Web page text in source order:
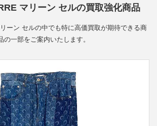
マリーン セルの買取強化商品
ーン セルの中でも特に高価買取が期待できる商
の一部をご案内いたします。